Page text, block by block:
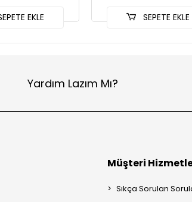
EKLE SEPETE EKLE
Yardım Lazım Mı?
Müşteri
Sıkça Sorulan